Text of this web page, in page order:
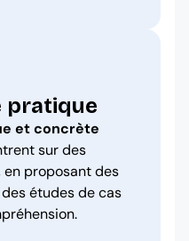
pratique
et concrète
sur des
proposant des
études de cas